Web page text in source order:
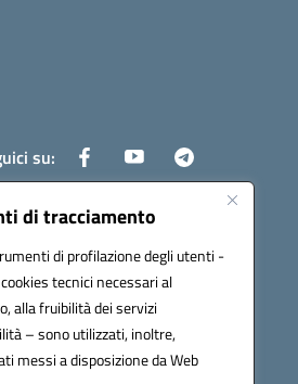
di tracciamento
di profilazione degli utenti -
tecnici necessari al
alla fruibilità dei servizi
– sono utilizzati, inoltre,
messi a disposizione da Web
su: